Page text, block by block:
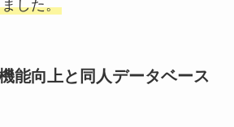
した。
能向上と同人データベース